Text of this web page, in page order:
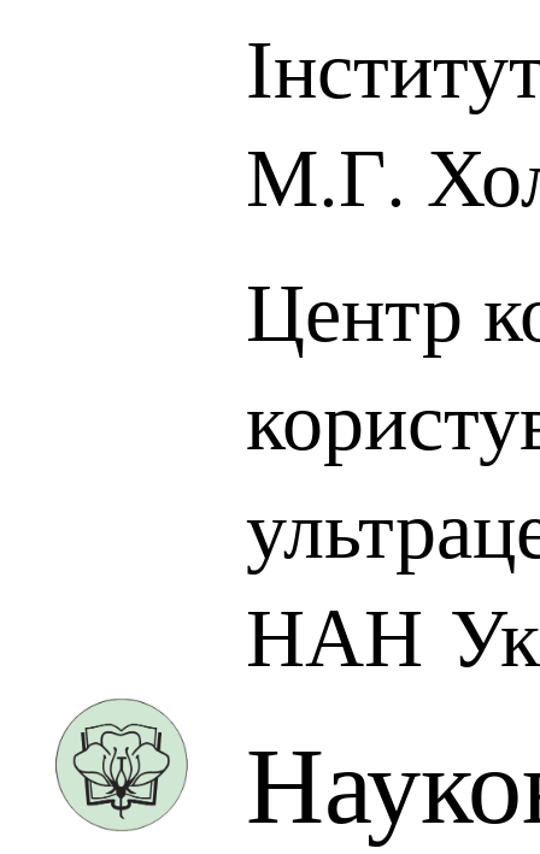
М.Г.
Центр
НАН